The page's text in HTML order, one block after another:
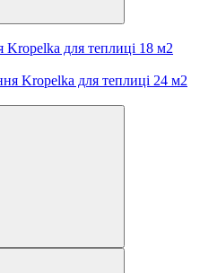
Kropelka для теплиці 18 м2